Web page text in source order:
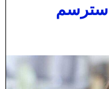
سترسم